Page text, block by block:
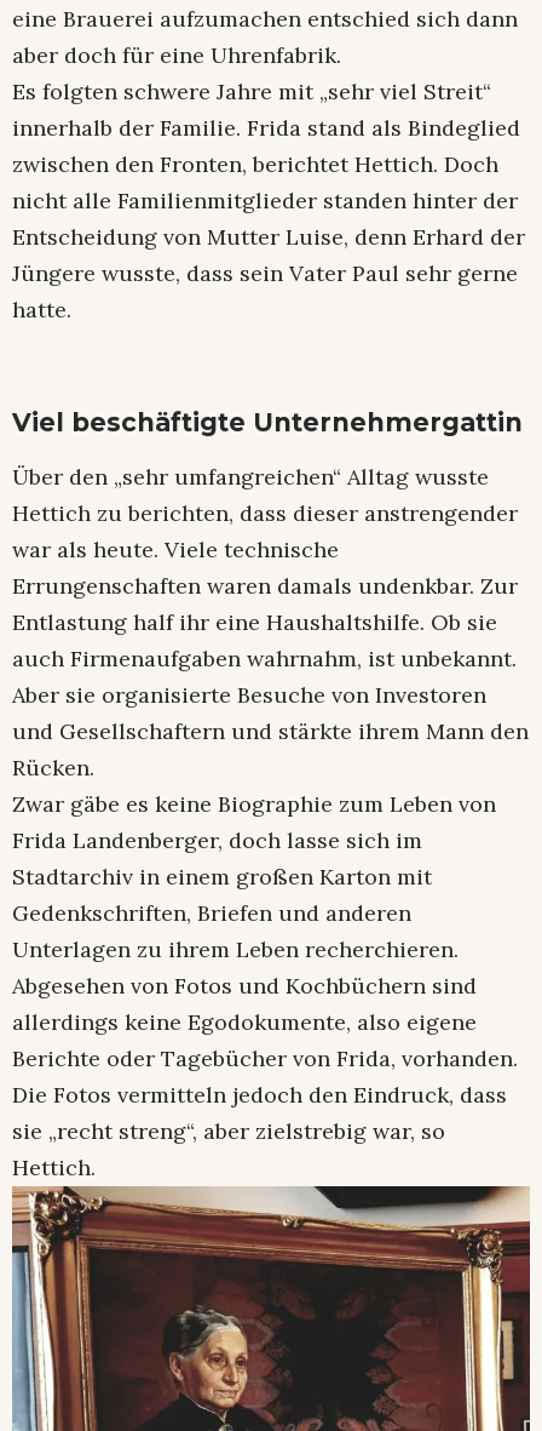
eine Brauerei aufzumachen entschied sich dann
aber doch für eine Uhrenfabrik.
Es folgten schwere Jahre mit „sehr viel Streit“
innerhalb der Familie. Frida stand als Bindeglied
zwischen den Fronten, berichtet Hettich. Doch
nicht alle Familienmitglieder standen hinter der
Entscheidung von Mutter Luise, denn Erhard der
Jüngere wusste, dass sein Vater Paul sehr gerne
hatte.
Viel beschäftigte Unternehmergattin
Über den „sehr umfangreichen“ Alltag wusste
Hettich zu berichten, dass dieser anstrengender
war als heute. Viele technische
Errungenschaften waren damals undenkbar. Zur
Entlastung half ihr eine Haushaltshilfe. Ob sie
auch Firmenaufgaben wahrnahm, ist unbekannt.
Aber sie organisierte Besuche von Investoren
und Gesellschaftern und stärkte ihrem Mann den
Rücken.
Zwar gäbe es keine Biographie zum Leben von
Frida Landenberger, doch lasse sich im
Stadtarchiv in einem großen Karton mit
Gedenkschriften, Briefen und anderen
Unterlagen zu ihrem Leben recherchieren.
Abgesehen von Fotos und Kochbüchern sind
allerdings keine Egodokumente, also eigene
Berichte oder Tagebücher von Frida, vorhanden.
Die Fotos vermitteln jedoch den Eindruck, dass
sie „recht streng“, aber zielstrebig war, so
Hettich.